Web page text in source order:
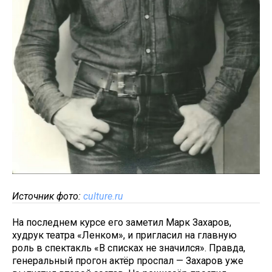
Источник фото: culture.ru
На последнем курсе его заметил Марк Захаров,
худрук театра «Ленком», и пригласил на главную
роль в спектакль «В списках не значился». Правда,
генеральный прогон актёр проспал — Захаров уже